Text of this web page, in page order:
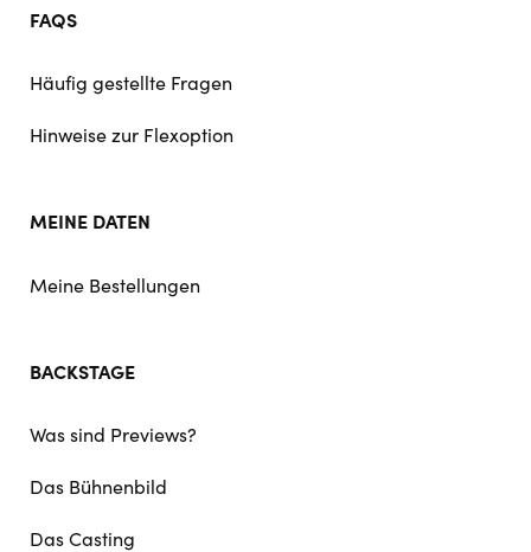
FAQS
Häufig gestellte Fragen
Hinweise zur Flexoption
MEINE DATEN
Meine Bestellungen
BACKSTAGE
Was sind Previews?
Das Bühnenbild
Das Casting